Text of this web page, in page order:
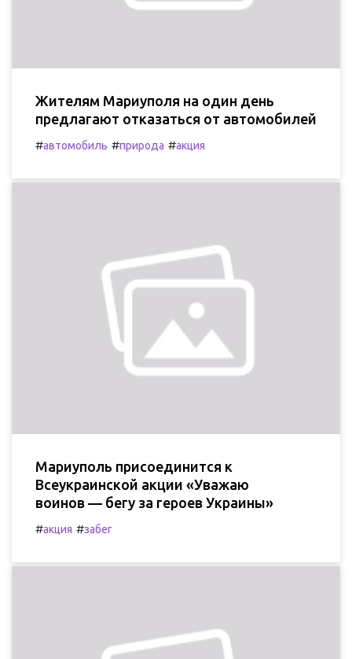
Жителям Мариуполя на один день
предлагают отказаться от автомобилей
#автомобиль #природа #акция
Мариуполь присоединится к
Всеукраинской акции «Уважаю
воинов — бегу за героев Украины»
#акция #забег